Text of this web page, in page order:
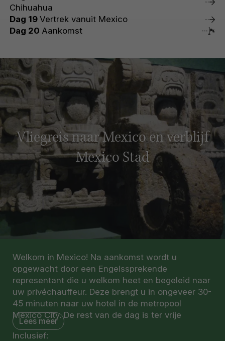
Chihuahua
Dag 19 Vertrek vanuit Mexico
Dag 20 Aankomst
Vliegreis naar Mexico en verblijf
Mexico Stad
Welkom in Mexico! Na aankomst wordt u
opgewacht door een Engelssprekende
representant die u welkom heet en begeleid naar
uw privéchauffeur. Deze brengt u in ongeveer 30-
45 minuten naar uw hotel in de metropool
Mexico City. De rest van de dag is ter vrije
besteding.
Lees meer
Inclusief: